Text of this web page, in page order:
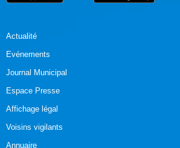
Actualité
Evénements
Journal Municipal
Espace Presse
Affichage légal
Voisins vigilants
Annuaire